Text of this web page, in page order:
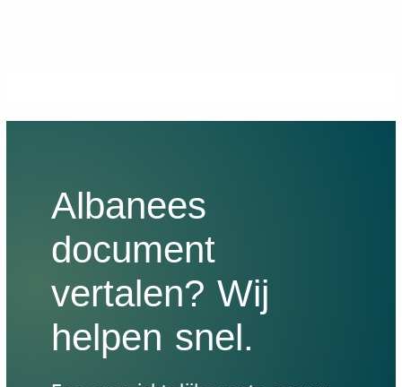
Albanees
document
vertalen? Wij
helpen snel.